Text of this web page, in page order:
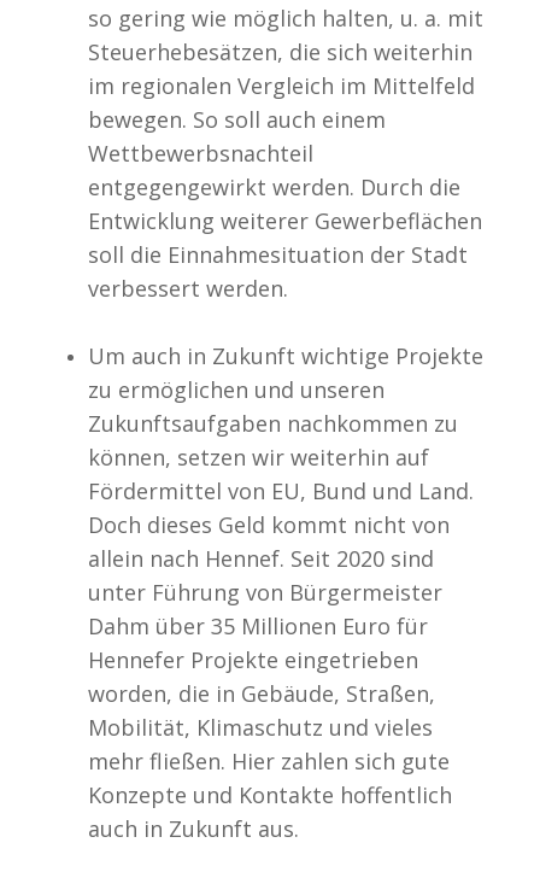
so gering wie möglich halten, u. a. mit
Steuerhebesätzen, die sich weiterhin
im regionalen Vergleich im Mittelfeld
bewegen. So soll auch einem
Wettbewerbsnachteil
entgegengewirkt werden. Durch die
Entwicklung weiterer Gewerbeflächen
soll die Einnahmesituation der Stadt
verbessert werden.
Um auch in Zukunft wichtige Projekte
zu ermöglichen und unseren
Zukunftsaufgaben nachkommen zu
können, setzen wir weiterhin auf
Fördermittel von EU, Bund und Land.
Doch dieses Geld kommt nicht von
allein nach Hennef. Seit 2020 sind
unter Führung von Bürgermeister
Dahm über 35 Millionen Euro für
Hennefer Projekte eingetrieben
worden, die in Gebäude, Straßen,
Mobilität, Klimaschutz und vieles
mehr fließen. Hier zahlen sich gute
Konzepte und Kontakte hoffentlich
auch in Zukunft aus.